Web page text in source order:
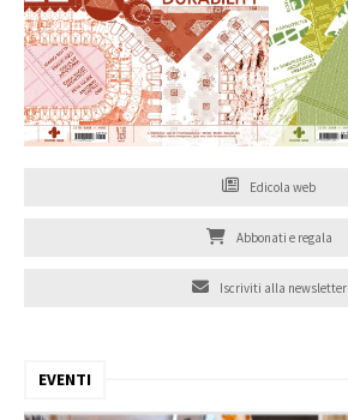
Edicola web
Abbonati e regala
Iscriviti alla newsletter
EVENTI